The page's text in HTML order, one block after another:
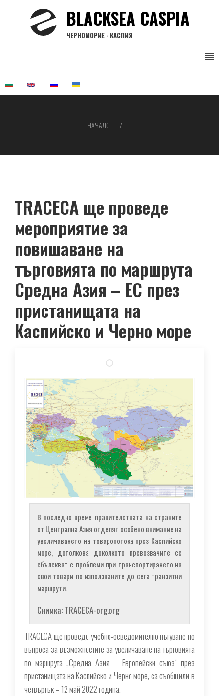
BLACKSEA CASPIA
ЧЕРНОМОРИЕ - КАСПИЯ
НАЧАЛО
TRACECA ще проведе
мероприятие за
повишаване на
търговията по маршрута
Средна Азия – ЕС през
пристанищата на
Каспийско и Черно море
В последно време правителствата на страните
от Централна Азия отделят особено внимание на
увеличаването на товаропотока през Каспийско
море, дотолкова доколкото превозвачите се
сбълскват с проблеми при транспортирането на
свои товари по използваните до сега транзитни
маршрути.
Снимка: TRACECA-org.org
TRACECA ще проведе учебно-осведомително пътуване по
въпроса за възможностите за увеличаване на търговията
по маршрута „Средна Азия – Европейски съюз“ през
пристанищата на Каспийско и Черно море, са съобщили в
четвъртък – 12 май 2022 година.